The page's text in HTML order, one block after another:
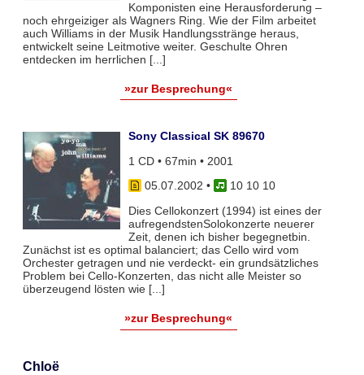
Komponisten eine Herausforderung –
noch ehrgeiziger als Wagners Ring. Wie der Film arbeitet
auch Williams in der Musik Handlungsstränge heraus,
entwickelt seine Leitmotive weiter. Geschulte Ohren
entdecken im herrlichen [...]
»zur Besprechung«
Sony Classical SK 89670
1 CD • 67min • 2001
05.07.2002 •
10 10 10
Dies Cellokonzert (1994) ist eines der
aufregendstenSolokonzerte neuerer
Zeit, denen ich bisher begegnetbin.
Zunächst ist es optimal balanciert; das Cello wird vom
Orchester getragen und nie verdeckt- ein grundsätzliches
Problem bei Cello-Konzerten, das nicht alle Meister so
überzeugend lösten wie [...]
»zur Besprechung«
Chloë